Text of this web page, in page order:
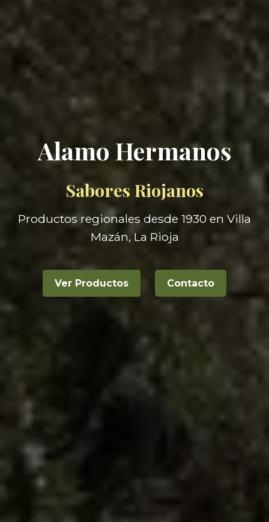
Alamo Hermanos
Sabores Riojanos
Productos regionales desde 1930 en Villa
Mazán, La Rioja
Ver Productos Contacto